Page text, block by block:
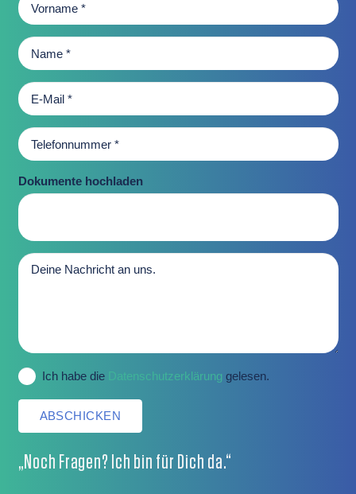
Vorname *
Name *
E-Mail *
Telefonnummer *
Dokumente hochladen
Deine Nachricht an uns.
Ich habe die Datenschutzerklärung gelesen.
ABSCHICKEN
„Noch Fragen? Ich bin für Dich da.“